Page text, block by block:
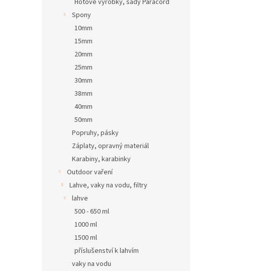
Hotové výrobky, sady Paracord
Spony
10mm
15mm
20mm
25mm
30mm
38mm
40mm
50mm
Popruhy, pásky
Záplaty, opravný materiál
Karabiny, karabinky
Outdoor vaření
Lahve, vaky na vodu, filtry
lahve
500 - 650 ml
1000 ml
1500 ml
příslušenství k lahvím
vaky na vodu